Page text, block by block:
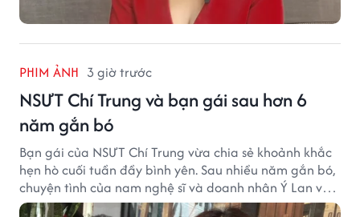
PHIM ẢNH 3 giờ trước
NSƯT Chí Trung và bạn gái sau hơn 6
năm gắn bó
Bạn gái của NSƯT Chí Trung vừa chia sẻ khoảnh khắc
hẹn hò cuối tuần đầy bình yên. Sau nhiều năm gắn bó,
chuyện tình của nam nghệ sĩ và doanh nhân Ý Lan vẫn
nhận được sự quan tâm từ công chúng.